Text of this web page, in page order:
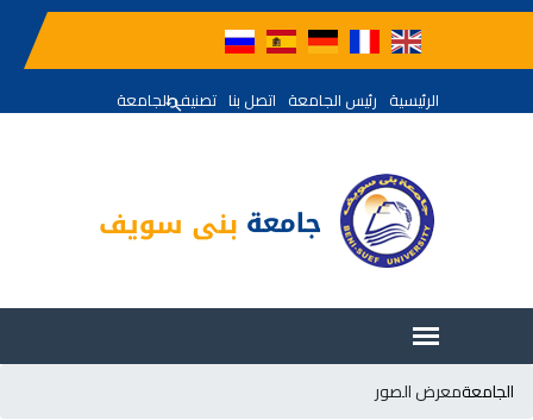
الرئيسية رئيس الجامعة اتصل بنا تصنيف الجامعة
الجامعةمعرض الصور